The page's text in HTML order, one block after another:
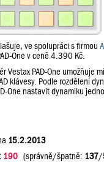
ve spolupráci s firmou
One v ceně 4.390 Kč.
Vestax PAD-One umožňuje
klávesy. Podle rozdělení
One nastavit dynamiku
15.2.2013
190 (správně/špatně: 137/